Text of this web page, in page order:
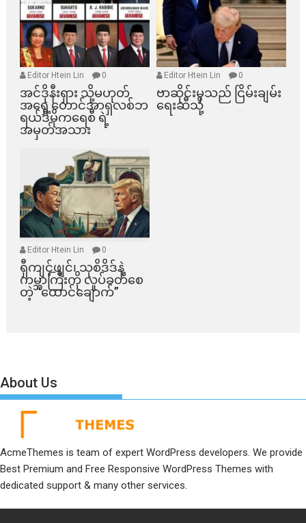
Editor Htein Lin 0
အင်ဒိုနီးရှား သို့မဟုတ်
အရှေ့တောင်အာရှလစ်ဘ
ရယ်ဒီမိုကရေစီ ရဲ့
အမှတ်အသား
Editor Htein Lin 0
ဗာဆိုင်းမှသည် ငြိမ်းချမ်း
ရေးဆီသို့
Editor Htein Lin 0
ရှီကျင့်ဖျင်၊ သုစိဒိဒ်နဲ့
ကမ္ဘာကြီးကို လှုပ်ခတ်စေ
တဲ့ “ထောင်ချောက်”
About Us
AcmeThemes is team of expert WordPress developers. We provide
Best Premium and Free Responsive WordPress Themes with
dedicated support & many other services.